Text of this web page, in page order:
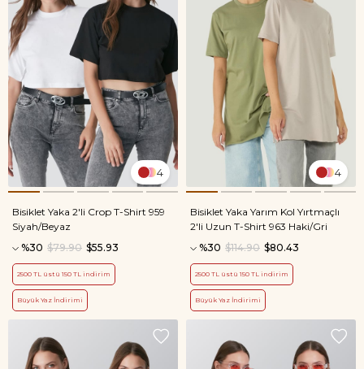
4
Bisiklet Yaka 2'li Crop T-Shirt 959
Siyah/Beyaz
%30
$55.93
$79.90
2500 TL üstü 150 TL indirim
Büyük Yaz İndirimi
4
Bisiklet Yaka Yarım Kol Yırtmaçlı
2'li Uzun T-Shirt 963 Haki/Gri
%30
$80.43
$114.90
2500 TL üstü 150 TL indirim
Büyük Yaz İndirimi